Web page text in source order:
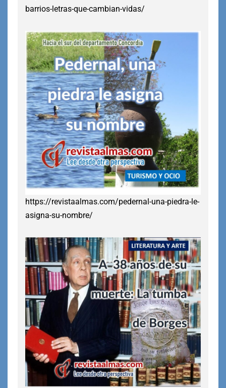
barrios-letras-que-cambian-vidas/
https://revistaalmas.com/pedernal-una-piedra-le-
asigna-su-nombre/